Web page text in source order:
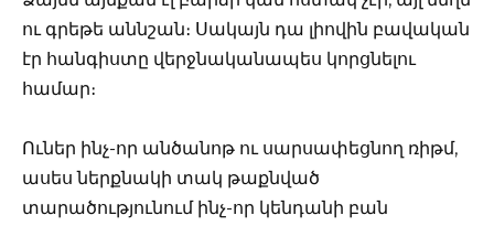
ու գրեթե աննշան։ Սակայն դա լիովին բավական
էր հանգիստը վերջնականապես կորցնելու
համար։
Ուներ ինչ-որ անծանոթ ու սարսափեցնող ռիթմ,
ասես ներքնակի տակ թաքնված
տարածությունում ինչ-որ կենդանի բան